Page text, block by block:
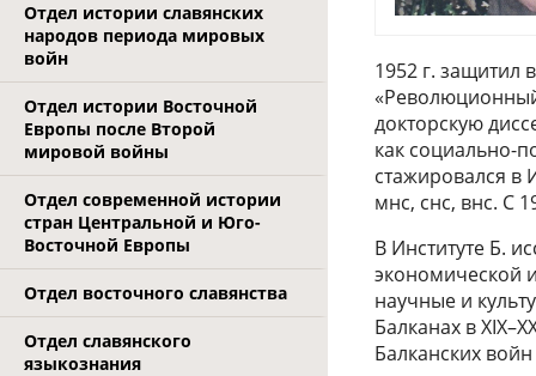
Отдел истории славянских
народов периода мировых
войн
Отдел истории Восточной
Европы после Второй
мировой войны
Отдел современной истории
стран Центральной и Юго-
Восточной Европы
Отдел восточного славянства
Отдел славянского
языкознания
1952 г. защитил
докторскую
как социально-
стажировался в
мнс, снс, внс. С
В Институте Б.
экономической
научные и
Балканах в
Балканских